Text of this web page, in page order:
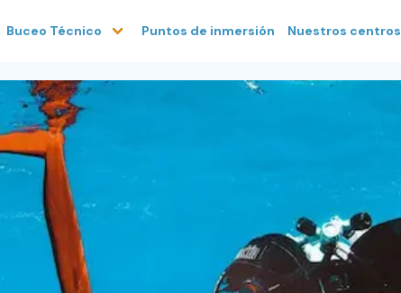
Buceo Técnico Puntos de inmersión Nuestros centros